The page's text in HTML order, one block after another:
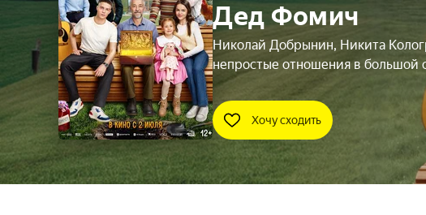
Дед Фомич
Николай Добрынин, Никита
непростые отношения в большой
Хочу сходить